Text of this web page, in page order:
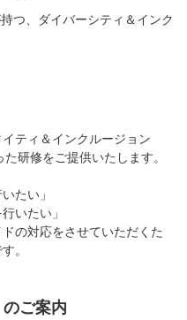
つ、ダイバーシティ＆インク
ティ＆インクルージョン
研修をご提供いたします。
たい」
いたい」
の対応をさせていただくた
。
ご案内